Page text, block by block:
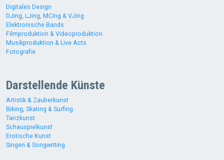
Digitales Design
DJing, LJing, MCing & VJing
Elektronische Bands
Filmproduktion & Videoproduktion
Musikproduktion & Live Acts
Fotografie
Darstellende Künste
Artistik & Zauberkunst
Biking, Skating & Surfing
Tanzkunst
Schauspielkunst
Erotische Kunst
Singen & Songwriting